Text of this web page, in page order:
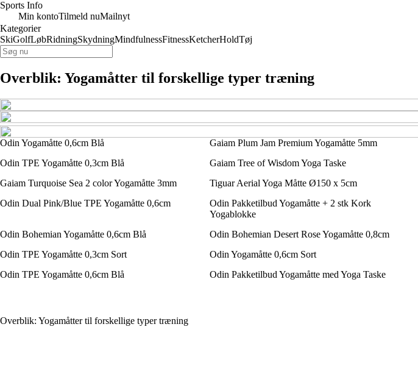
Sports Info
Min kontoTilmeld nuMailnyt
Kategorier
SkiGolfLøbRidningSkydningMindfulnessFitnessKetcherHoldTøj
Overblik: Yogamåtter til forskellige typer træning
Odin Yogamåtte 0,6cm Blå Gaiam Plum Jam Premium Yogamåtte 5mm
Odin TPE Yogamåtte 0,3cm Blå
Gaiam Tree of Wisdom Yoga Taske
Gaiam Turquoise Sea 2 color Yogamåtte 3mm
Tiguar Aerial Yoga Måtte Ø150 x 5cm
Odin Dual Pink/Blue TPE Yogamåtte 0,6cm
Odin Pakketilbud Yogamåtte + 2 stk Kork
Yogablokke
Odin Bohemian Yogamåtte 0,6cm Blå Odin Bohemian Desert Rose Yogamåtte 0,8cm
Odin TPE Yogamåtte 0,3cm Sort
Odin Yogamåtte 0,6cm Sort
Odin TPE Yogamåtte 0,6cm Blå
Odin Pakketilbud Yogamåtte med Yoga Taske
Overblik: Yogamåtter til forskellige typer træning